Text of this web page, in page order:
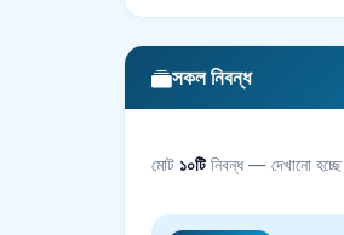
সকল নিবন্ধ
মোট ১০টিনিবন্ধ — দেখানো হচ্ছে